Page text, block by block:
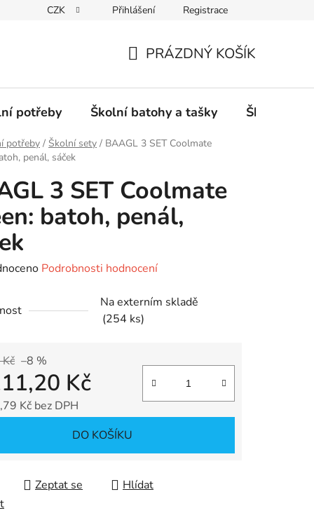
CZK Přihlášení Registrace
KOŠÍK
PRÁZDNÝ KOŠÍK
potřeby Školní batohy a tašky Školní sety
potřeby / Školní sety / BAAGL 3 SET Coolmate
penál, sáček
3 SET Coolmate
batoh, penál,
Podrobnosti hodnocení
Na externím skladě
(254 ks)
–8 %
Kč
Kč bez DPH
DO KOŠÍKU
Zeptat se
Hlídat